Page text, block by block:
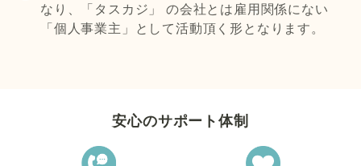
なり、「タスカジ」 の会社とは雇用関係にない
「個人事業主」として活動頂く形となります。
安心のサポート体制